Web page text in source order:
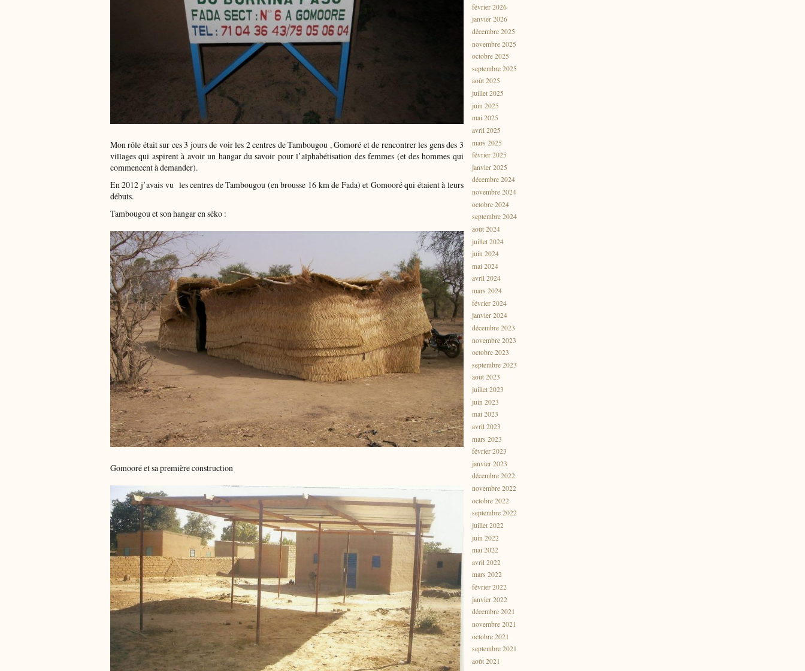
Mon rôle était sur ces 3 jours de voir les 2 centres de Tambougou , Gomoré et de rencontrer les gens des 3
villages qui aspirent à avoir un hangar du savoir pour l’alphabétisation des femmes (et des hommes qui
commencent à demander).
En 2012 j’avais vu les centres de Tambougou (en brousse 16 km de Fada) et Gomooré qui étaient à leurs
débuts.
Tambougou et son hangar en séko :
Gomooré et sa première construction
février 2026
janvier 2026
décembre 2025
novembre 2025
octobre 2025
septembre 2025
août 2025
juillet 2025
juin 2025
mai 2025
avril 2025
mars 2025
février 2025
janvier 2025
décembre 2024
novembre 2024
octobre 2024
septembre 2024
août 2024
juillet 2024
juin 2024
mai 2024
avril 2024
mars 2024
février 2024
janvier 2024
décembre 2023
novembre 2023
octobre 2023
septembre 2023
août 2023
juillet 2023
juin 2023
mai 2023
avril 2023
mars 2023
février 2023
janvier 2023
décembre 2022
novembre 2022
octobre 2022
septembre 2022
juillet 2022
juin 2022
mai 2022
avril 2022
mars 2022
février 2022
janvier 2022
décembre 2021
novembre 2021
octobre 2021
septembre 2021
août 2021